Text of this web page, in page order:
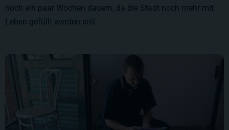
noch ein paar Wochen dauern, da die Stadt noch mehr mit
Leben gefüllt werden soll.